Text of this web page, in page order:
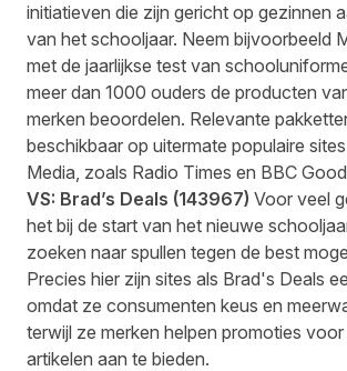
initiatieven die zijn gericht op gezinnen
van het schooljaar. Neem bijvoorbeeld
met de jaarlijkse test van
meer dan 1000 ouders de producten
merken beoordelen. Relevante
beschikbaar op uitermate populaire
Media, zoals Radio Times en BBC
VS: Brad’s Deals (143967) Voor veel
het bij de start van het nieuwe
zoeken naar spullen tegen de best
Precies hier zijn sites als Brad's Deals
omdat ze consumenten keus en
terwijl ze merken helpen promoties
artikelen aan te bieden.